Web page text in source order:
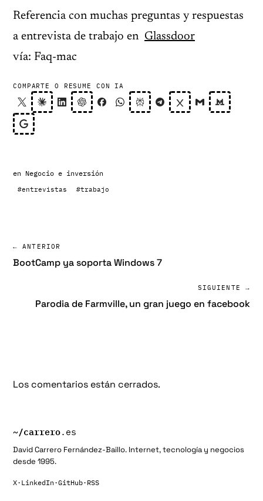
Referencia con muchas preguntas y respuestas
a entrevista de trabajo en Glassdoor
vía: Faq-mac
COMPARTE O RESUME CON IA
en Negocio e inversión
#entrevistas #trabajo
← ANTERIOR
BootCamp ya soporta Windows 7
SIGUIENTE →
Parodia de Farmville, un gran juego en facebook
Los comentarios están cerrados.
~/carrero.es
David Carrero Fernández-Baillo. Internet, tecnología y negocios
desde 1995.
X· LinkedIn·GitHub· RSS